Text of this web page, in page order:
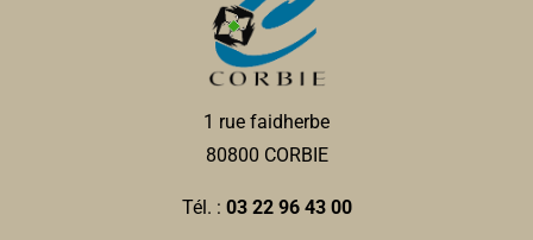
1 rue faidherbe
80800 CORBIE
Tél. : 03 22 96 43 00